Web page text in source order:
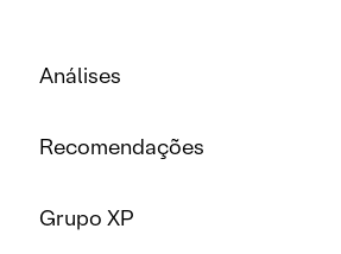
Análises
Recomendações
Grupo XP